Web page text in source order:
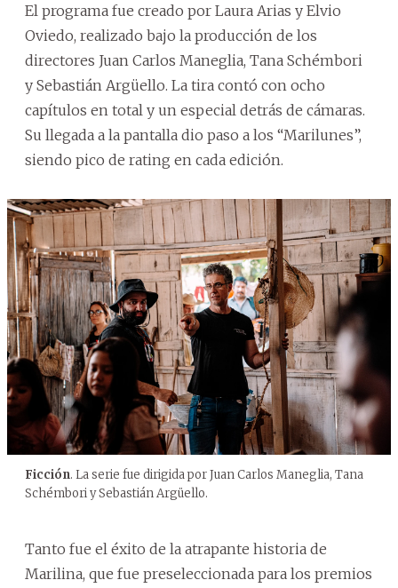
El programa fue creado por Laura Arias y Elvio
Oviedo, realizado bajo la producción de los
directores Juan Carlos Maneglia, Tana Schémbori
y Sebastián Argüello. La tira contó con ocho
capítulos en total y un especial detrás de cámaras.
Su llegada a la pantalla dio paso a los “Marilunes”,
siendo pico de rating en cada edición.
Ficción. La serie fue dirigida por Juan Carlos Maneglia, Tana
Schémbori y Sebastián Argüello.
Tanto fue el éxito de la atrapante historia de
Marilina, que fue preseleccionada para los premios